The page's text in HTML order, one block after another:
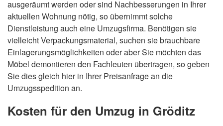
ausgeräumt werden oder sind Nachbesserungen in Ihrer
aktuellen Wohnung nötig, so übernimmt solche
Dienstleistung auch eine Umzugsfirma. Benötigen sie
vielleicht Verpackungsmaterial, suchen sie brauchbare
Einlagerungsmöglichkeiten oder aber Sie möchten das
Möbel demontieren den Fachleuten übertragen, so geben
Sie dies gleich hier in Ihrer Preisanfrage an die
Umzugsspedition an.
Kosten für den Umzug in Gröditz